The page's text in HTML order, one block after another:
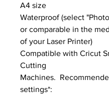
A4 size
Waterproof (select
or comparable in the
of your Laser Printer)
Compatible with Cricut
Cutting
Machines.
settings*: